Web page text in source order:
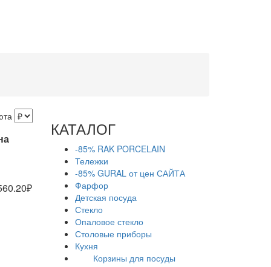
КАТАЛОГ
-85% RAK PORCELAIN
Тележки
-85% GURAL от цен САЙТА
Фарфор
Детская посуда
Стекло
Опаловое стекло
Столовые приборы
Кухня
Корзины для посуды